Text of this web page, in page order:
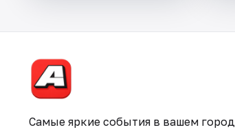
Самые яркие события в вашем